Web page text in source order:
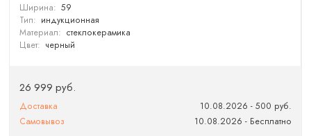
Ширина: 59
Тип: индукционная
Материал: стеклокерамика
Цвет: черный
26 999 руб.
Доставка
10.08.2026 - 500 руб.
Самовывоз
10.08.2026 - Бесплатно